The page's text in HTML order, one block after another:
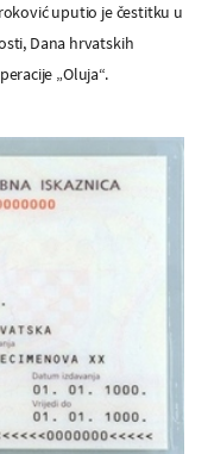
uputio je čestitku u
Dana hrvatskih
„Oluja“.